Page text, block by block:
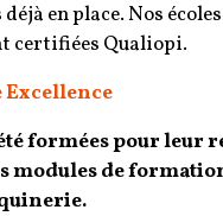
en place. Nos
certifiées Qualiopi.
formées pour leur
modules de